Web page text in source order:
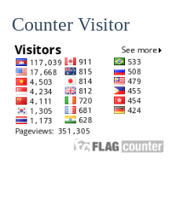
Counter Visitor